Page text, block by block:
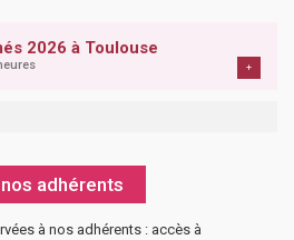
2026 à Toulouse
+
adhérents
à nos adhérents : accès à